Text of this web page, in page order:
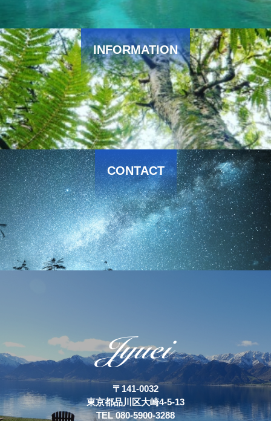
INFORMATION
CONTACT
〒141-0032
東京都品川区大崎4-5-13
TEL 080-5900-3288